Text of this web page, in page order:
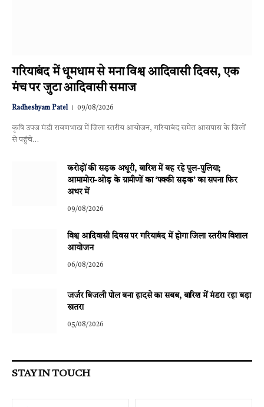
गरियाबंद में धूमधाम से मना विश्व आदिवासी दिवस, एक
मंच पर जुटा आदिवासी समाज
Radheshyam Patel 09/08/2026
कृषि उपज मंडी रावणभाठा में जिला स्तरीय आयोजन, गरियाबंद समेत आसपास के जिलों
से पहुंचे…
करोड़ों की सड़क अधूरी, बारिश में बह रहे पुल-पुलिया;
आमामोरा-ओड़ के ग्रामीणों का ‘पक्की सड़क’ का सपना फिर
अधर में
09/08/2026
विश्व आदिवासी दिवस पर गरियाबंद में होगा जिला स्तरीय विशाल
आयोजन
06/08/2026
जर्जर बिजली पोल बना हादसे का सबब, बारिश में मंडरा रहा बड़ा
खतरा
05/08/2026
STAY IN TOUCH